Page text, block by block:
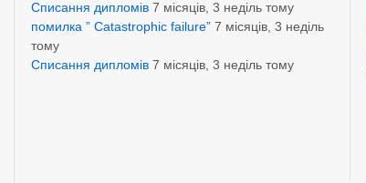
Списання дипломів 7 місяців, 3 неділь тому
помилка ” Catastrophic failure” 7 місяців, 3 неділь
тому
Списання дипломів 7 місяців, 3 неділь тому